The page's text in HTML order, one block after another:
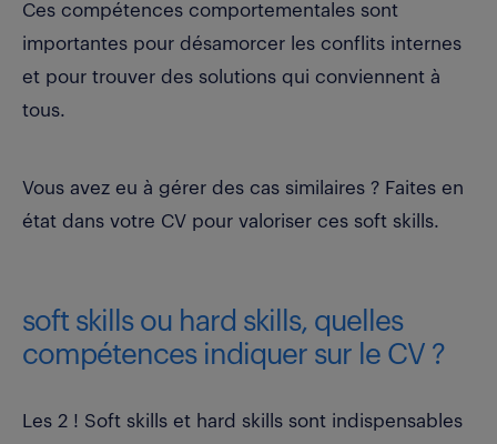
Ces compétences comportementales sont
importantes pour désamorcer les conflits internes
et pour trouver des solutions qui conviennent à
tous.
Vous avez eu à gérer des cas similaires ? Faites en
état dans votre CV pour valoriser ces soft skills.
soft skills ou hard skills, quelles
compétences indiquer sur le CV ?
Les 2 ! Soft skills et hard skills sont indispensables